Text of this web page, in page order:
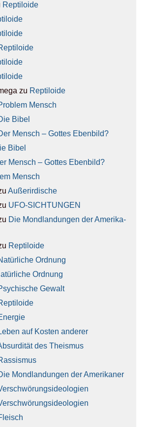
Rep­ti­lo­ide
zu Rep­ti­lo­ide
Mensch
Bibel
Mensch – Got­tes Eben­bild?
Bibel
Mensch – Got­tes Eben­bild?
Mensch
Außer­ir­di­sche
UFO-SICH­TUN­GEN
Die Mond­lan­dun­gen der Ame­ri­ka­
Rep­ti­lo­ide
Ord­nung
Ord­nung
Gewalt
auf Kos­ten ande­rer
des The­is­mus
Mond­lan­dun­gen der Ame­ri­ka­ner